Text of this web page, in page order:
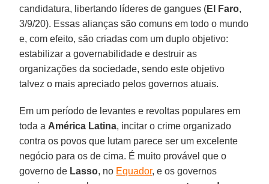
candidatura, libertando líderes de gangues (El Faro,
3/9/20). Essas alianças são comuns em todo o mundo
e, com efeito, são criadas com um duplo objetivo:
estabilizar a governabilidade e destruir as
organizações da sociedade, sendo este objetivo
talvez o mais apreciado pelos governos atuais.
Em um período de levantes e revoltas populares em
toda a América Latina, incitar o crime organizado
contra os povos que lutam parece ser um excelente
negócio para os de cima. É muito provável que o
governo de Lasso, no Equador, e os governos